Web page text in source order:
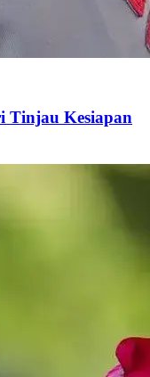
Tinjau Kesiapan